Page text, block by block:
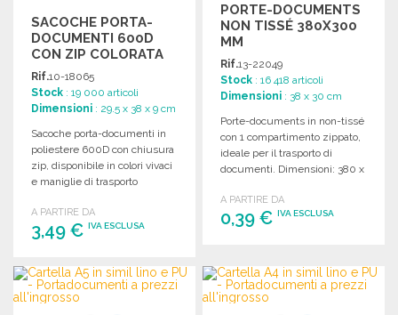
SACOCHE PORTA-
DOCUMENTI 600D
CON ZIP COLORATA
Rif.10-18065
Stock : 19 000 articoli
Dimensioni : 29.5 x 38 x 9 cm
Sacoche porta-documenti in
poliestere 600D con chiusura
zip, disponibile in colori vivaci
e maniglie di trasporto
A PARTIRE DA
3,49 € IVA ESCLUSA
ORDINARE
Richiedi un preventivo
PORTE-DOCUMENTS
NON TISSÉ 380X300
MM
Rif.13-22049
Stock : 16 418 articoli
Dimensioni : 38 x 30 cm
Porte-documents in non-tissé
con 1 compartimento zippato,
ideale per il trasporto di
documenti. Dimensioni: 380 x
A PARTIRE DA
0,39 €IVA ESCLUSA
Richiedi un preventivo